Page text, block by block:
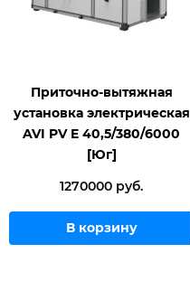
Приточно-вытяжная
установка электрическая
AVI PV E 40,5/380/6000
[Юг]
1270000 руб.
В корзину